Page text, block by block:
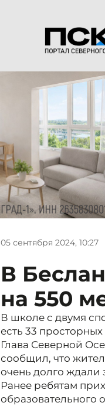
05 сентября 2024, 10:27
В
на 550
В школе с двумя
есть 33
Глава Северной
сообщил, что
очень долго ждали
Ранее ребятам
образовательного